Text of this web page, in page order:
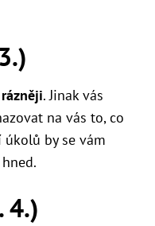
. Jinak vás
na vás to, co
by se vám
4.)